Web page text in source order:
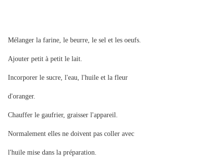
Mélanger la farine, le beurre, le sel et les oeufs.
Ajouter petit à petit le lait.
Incorporer le sucre, l'eau, l'huile et la fleur
d'oranger.
Chauffer le gaufrier, graisser l'appareil.
Normalement elles ne doivent pas coller avec
l'huile mise dans la préparation.